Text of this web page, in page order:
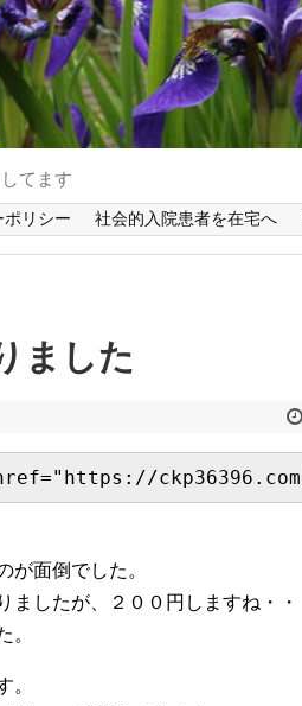
てます
ポリシー 社会的入院患者を在宅へ
ました
が面倒でした。
ましたが、２００円しますね・・
。
。